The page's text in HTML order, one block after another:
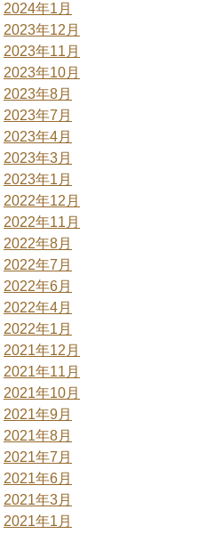
2024年1月
2023年12月
2023年11月
2023年10月
2023年8月
2023年7月
2023年4月
2023年3月
2023年1月
2022年12月
2022年11月
2022年8月
2022年7月
2022年6月
2022年4月
2022年1月
2021年12月
2021年11月
2021年10月
2021年9月
2021年8月
2021年7月
2021年6月
2021年3月
2021年1月